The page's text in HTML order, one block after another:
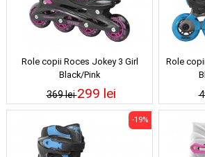
Role copii Roces Jokey 3 Girl
Black/Pink
369 lei299 lei
Role
-19%